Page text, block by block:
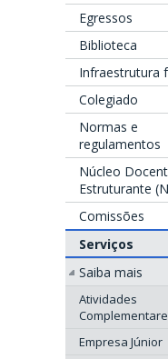
Egressos
Biblioteca
Infraestrutura
Colegiado
Normas e
regulamentos
Núcleo
Estruturante
Comissões
Serviços
Saiba mais
Atividades
Empresa Júnior